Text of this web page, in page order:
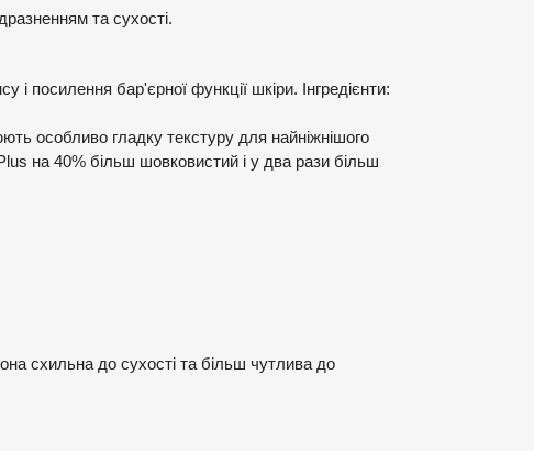
та сухості.
посилення бар'єрної функції шкіри. Інгредієнти:
особливо гладку текстуру для найніжнішого
на 40% більш шовковистий і у два рази більш
схильна до сухості та більш чутлива до